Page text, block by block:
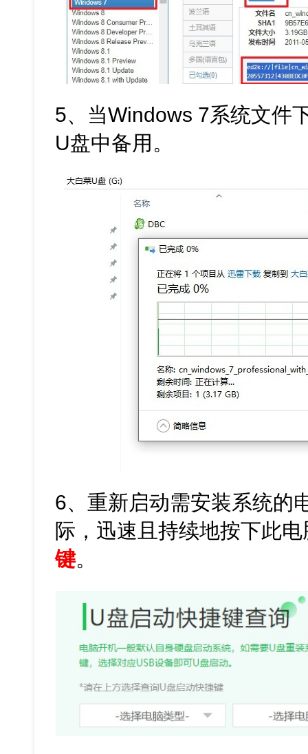
5、当Windows 7系统文件
U盘中备用。
6、重新启动需安装系统的
际，迅速且持续地按下此
键。